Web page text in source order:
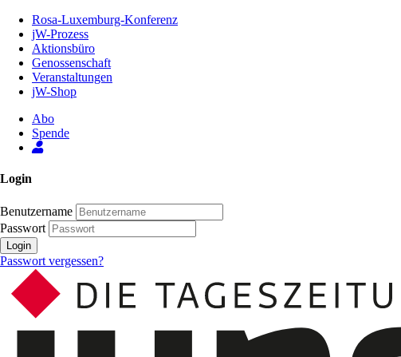
Inhalt
Seite
Rosa-Luxemburg-Konferenz
jW-Prozess
Aktionsbüro
Genossenschaft
Veranstaltungen
jW-Shop
Abo
Spende
Login
Benutzername
Passwort
Login
Passwort vergessen?